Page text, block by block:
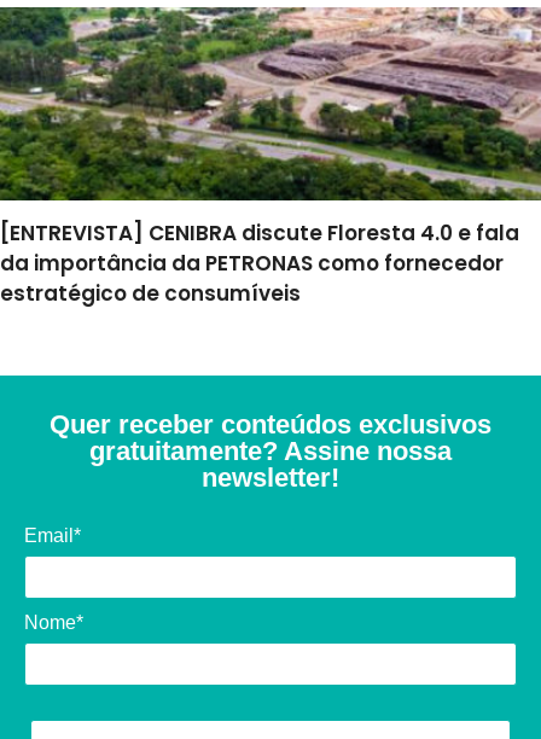
[ENTREVISTA] CENIBRA discute Floresta 4.0 e fala
da importância da PETRONAS como fornecedor
estratégico de consumíveis
Quer receber conteúdos exclusivos
gratuitamente? Assine nossa
newsletter!
Email*
Nome*